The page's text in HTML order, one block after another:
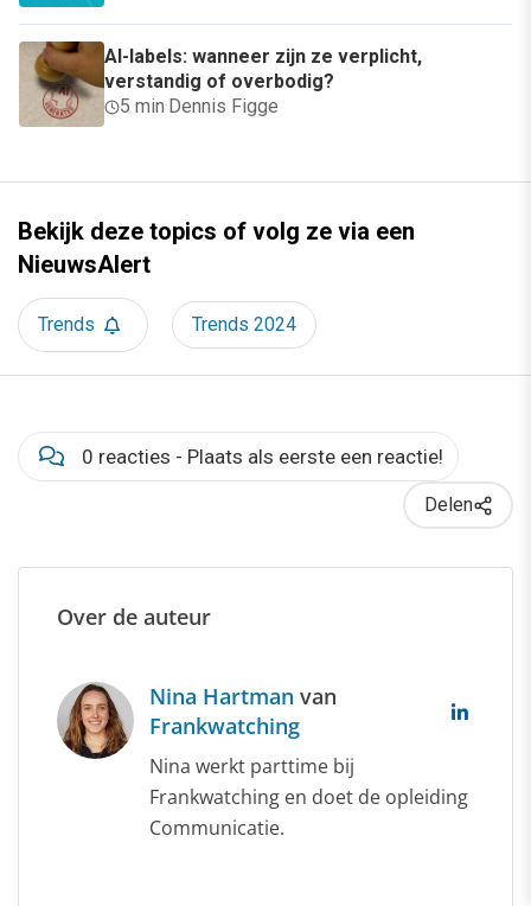
AI-labels: wanneer zijn ze verplicht,
verstandig of overbodig?
5 min·Dennis Figge
Bekijk deze topics of volg ze via een
NieuwsAlert
Trends Trends 2024
0 reacties - Plaats als eerste een reactie!
Delen
Over de auteur
Nina Hartman van
Frankwatching
Nina werkt parttime bij
Frankwatching en doet de opleiding
Communicatie.